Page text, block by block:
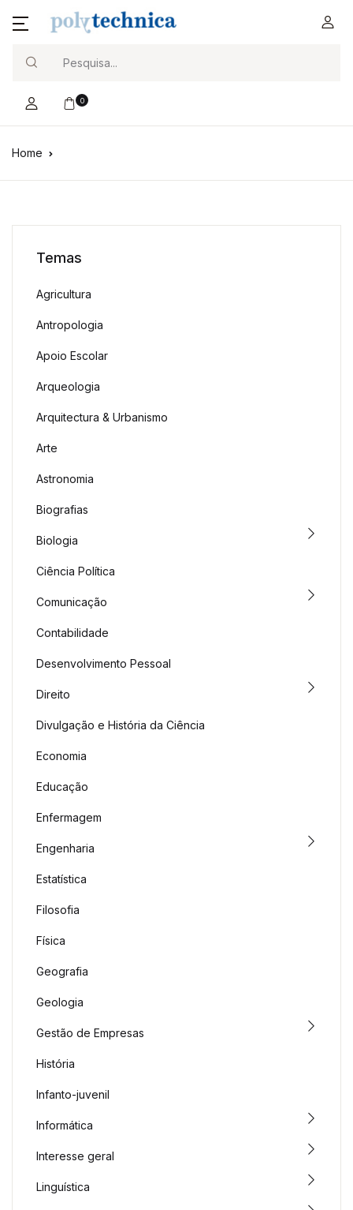
0
Home
Temas
Agricultura
Antropologia
Apoio Escolar
Arqueologia
Arquitectura & Urbanismo
Arte
Astronomia
Biografias
Biologia
Ciência Política
Comunicação
Contabilidade
Desenvolvimento Pessoal
Direito
Divulgação e História da Ciência
Economia
Educação
Enfermagem
Engenharia
Estatística
Filosofia
Física
Geografia
Geologia
Gestão de Empresas
História
Infanto-juvenil
Informática
Interesse geral
Linguística